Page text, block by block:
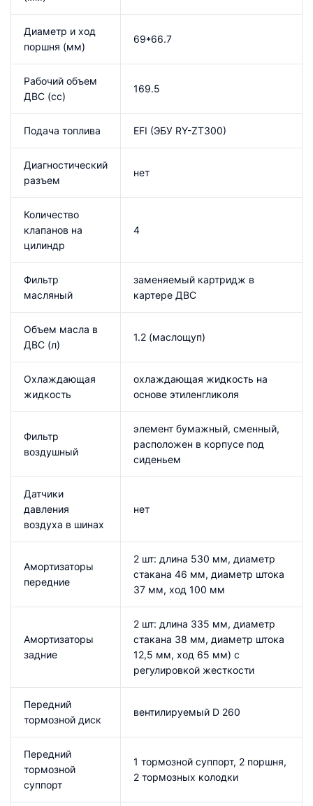
Диаметр и ход
поршня (мм)
69*66.7
Рабочий объем
ДВС (сс)
169.5
Подача топлива EFI (ЭБУ RY-ZT300)
Диагностический
разъем
нет
Количество
клапанов на
цилиндр
4
Фильтр
масляный
заменяемый картридж в
картере ДВС
Объем масла в
ДВС (л)
1.2 (маслощуп)
Охлаждающая
жидкость
охлаждающая жидкость на
основе этиленгликоля
Фильтр
воздушный
элемент бумажный, сменный,
расположен в корпусе под
сиденьем
Датчики
давления
воздуха в шинах
нет
Амортизаторы
передние
2 шт: длина 530 мм, диаметр
стакана 46 мм, диаметр штока
37 мм, ход 100 мм
Амортизаторы
задние
2 шт: длина 335 мм, диаметр
стакана 38 мм, диаметр штока
12,5 мм, ход 65 мм) с
регулировкой жесткости
Передний
тормозной диск
вентилируемый D 260
Передний
тормозной
суппорт
1 тормозной суппорт, 2 поршня,
2 тормозных колодки